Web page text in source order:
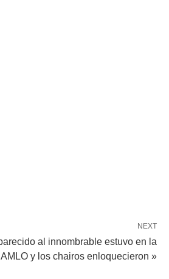
NEXT
al innombrable estuvo en la
y los chairos enloquecieron »